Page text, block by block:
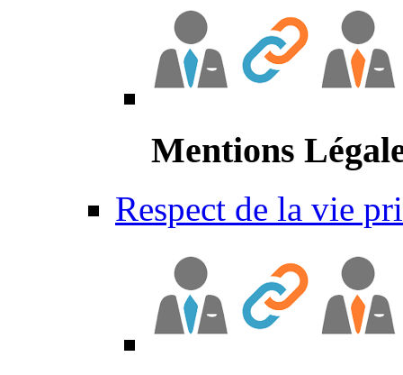
Mentions
Respect de la vie